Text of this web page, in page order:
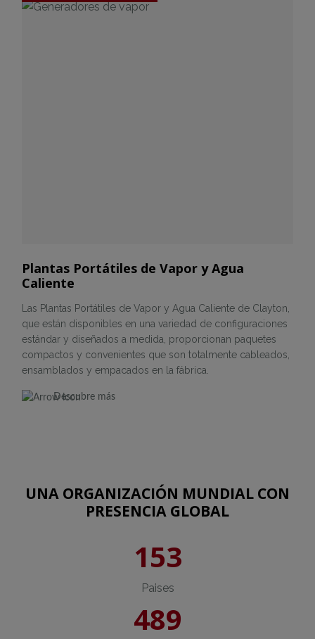
Plantas Portátiles de Vapor y Agua
Caliente
Las Plantas Portátiles de Vapor y Agua Caliente de Clayton,
que están disponibles en una variedad de configuraciones
estándar y diseñados a medida, proporcionan paquetes
compactos y convenientes que son totalmente cableados,
ensamblados y empacados en la fábrica.
Descubre más
UNA ORGANIZACIÓN MUNDIAL CON
PRESENCIA GLOBAL
153
Paises
489